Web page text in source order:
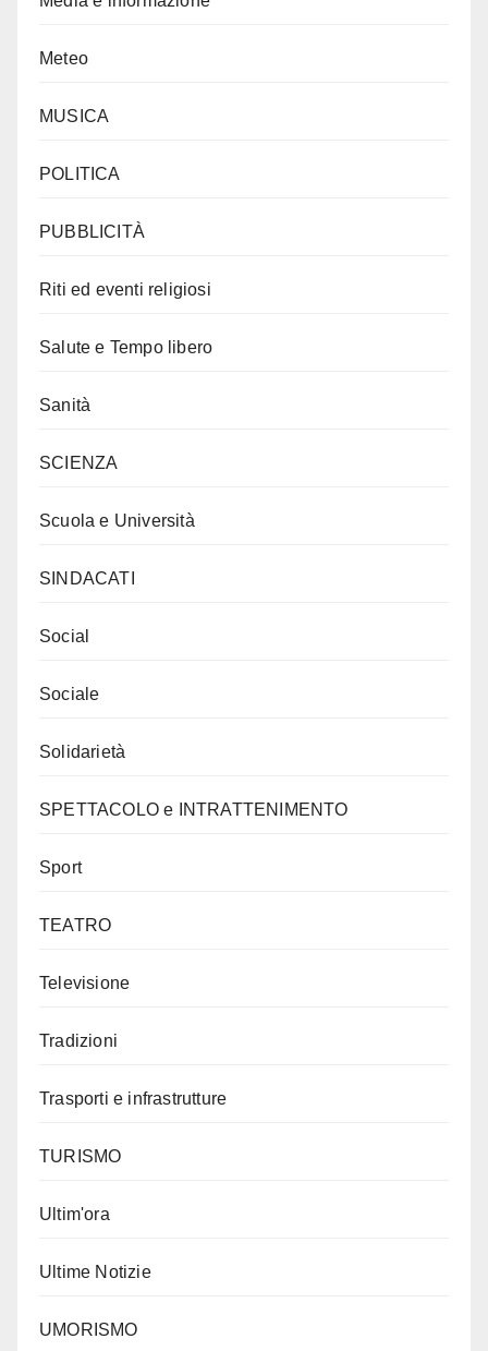
Meteo
MUSICA
POLITICA
PUBBLICITÀ
Riti ed eventi religiosi
Salute e Tempo libero
Sanità
SCIENZA
Scuola e Università
SINDACATI
Social
Sociale
Solidarietà
SPETTACOLO e INTRATTENIMENTO
Sport
TEATRO
Televisione
Tradizioni
Trasporti e infrastrutture
TURISMO
Ultim'ora
Ultime Notizie
UMORISMO